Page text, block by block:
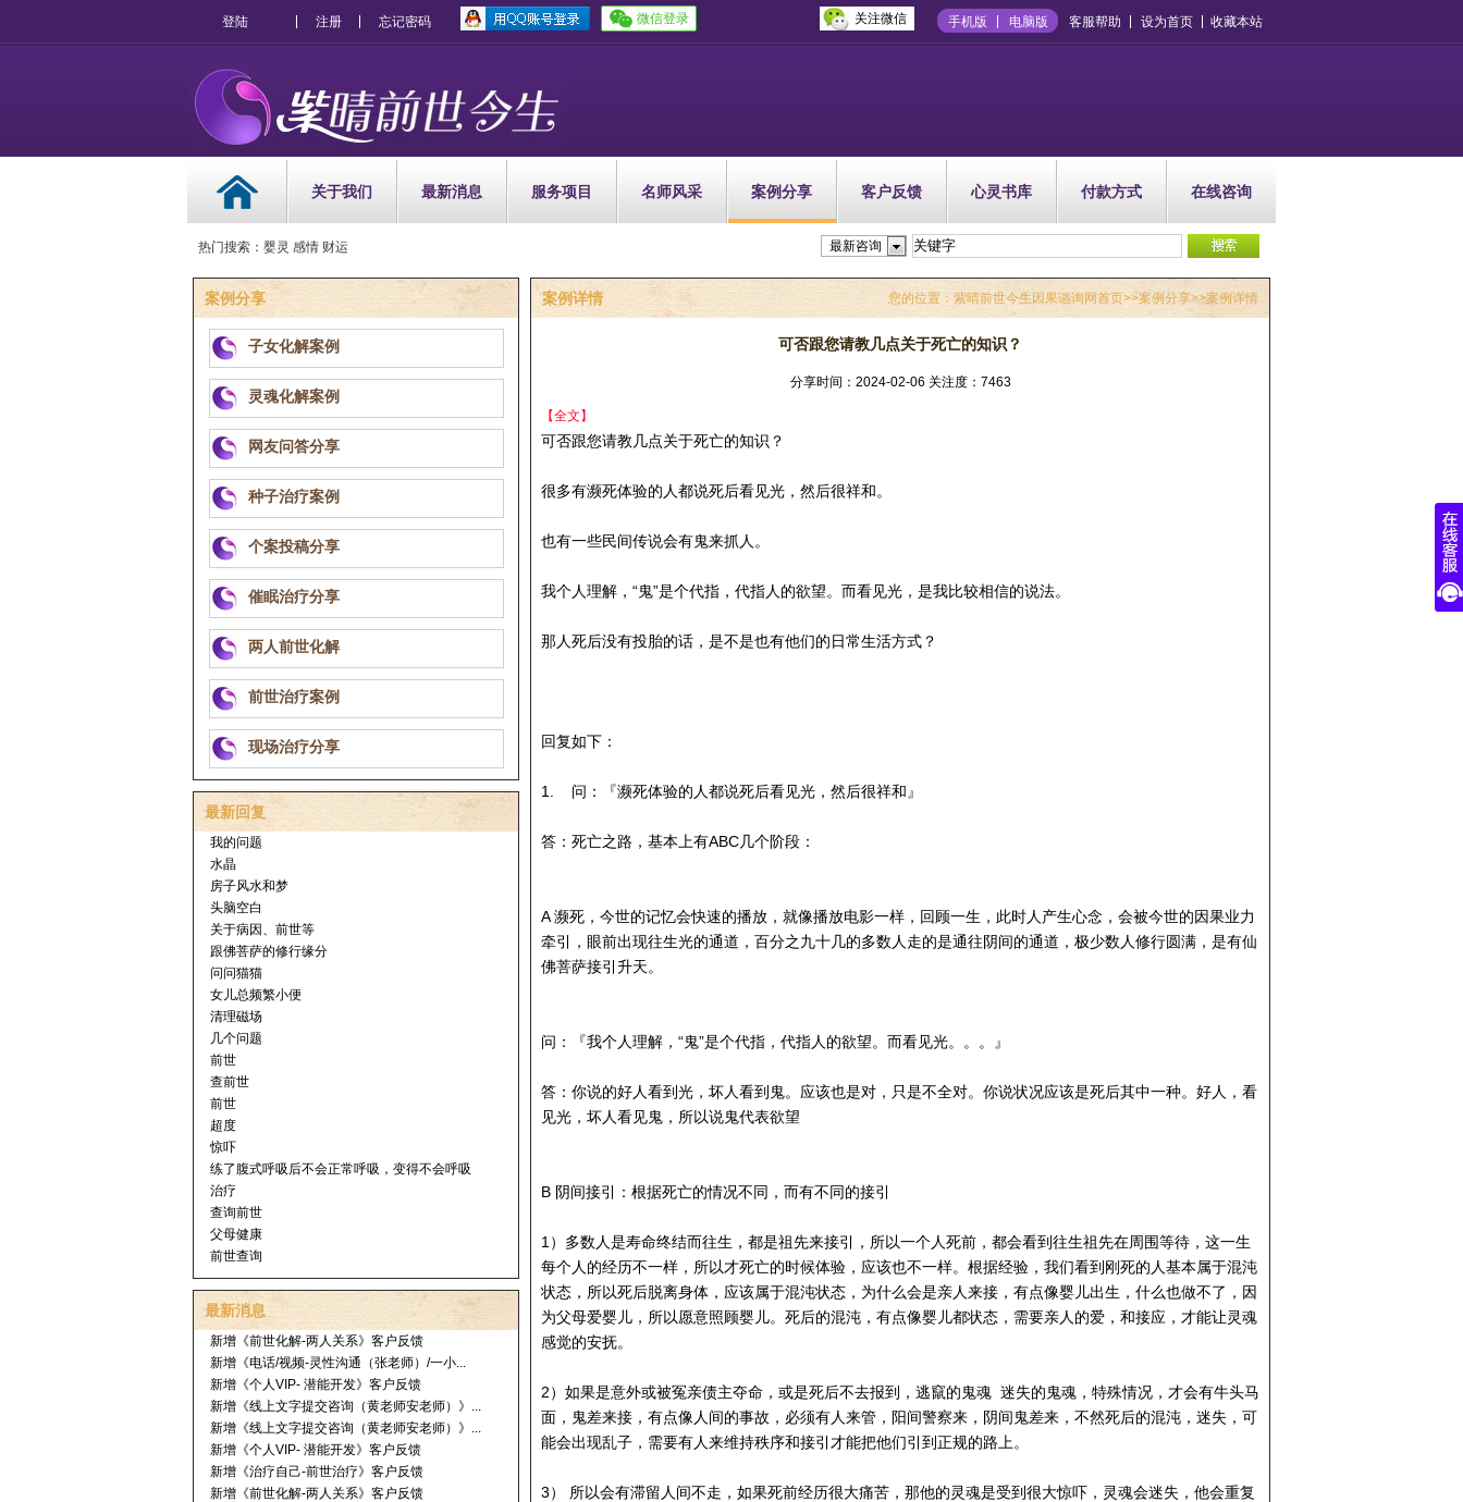
登陆 注册 忘记密码 微信登录 关注微信 手机版 电脑版 客服帮助 设为首页 收藏本站
关于我们 最新消息 服务项目 名师风采 案例分享 客户反馈 心灵书库 付款方式 在线咨询
热门搜索：婴灵 感情 财运 最新咨询
案例分享
子女化解案例
灵魂化解案例
网友问答分享
种子治疗案例
个案投稿分享
催眠治疗分享
两人前世化解
前世治疗案例
现场治疗分享
最新回复
我的问题
水晶
房子风水和梦
头脑空白
关于病因、前世等
跟佛菩萨的修行缘分
问问猫猫
女儿总频繁小便
清理磁场
几个问题
前世
查前世
前世
超度
惊吓
练了腹式呼吸后不会正常呼吸，变得不会呼吸
治疗
查询前世
父母健康
前世查询
最新消息
新增《前世化解-两人关系》客户反馈
新增《电话/视频-灵性沟通（张老师）/一小...
新增《个人VIP- 潜能开发》客户反馈
新增《线上文字提交咨询（黄老师安老师）》...
新增《线上文字提交咨询（黄老师安老师）》...
新增《个人VIP- 潜能开发》客户反馈
新增《治疗自己-前世治疗》客户反馈
新增《前世化解-两人关系》客户反馈
您的位置： 紫晴前世今生因果谘询网首页>>案例分享>>案例详情
案例详情
可否跟您请教几点关于死亡的知识？
分享时间：2024-02-06 关注度：7463
【全文】
可否跟您请教几点关于死亡的知识？
很多有濒死体验的人都说死后看见光，然后很祥和。
也有一些民间传说会有鬼来抓人。
我个人理解，“鬼”是个代指，代指人的欲望。而看见光，是我比较相信的说法。
那人死后没有投胎的话，是不是也有他们的日常生活方式？
回复如下：
1. 问：『濒死体验的人都说死后看见光，然后很祥和』
答：死亡之路，基本上有ABC几个阶段：
A 濒死，今世的记忆会快速的播放，就像播放电影一样，回顾一生，此时人产生心念，会被今世的因果业力
牵引，眼前出现往生光的通道，百分之九十几的多数人走的是通往阴间的通道，极少数人修行圆满，是有仙
佛菩萨接引升天。
问：『我个人理解，“鬼”是个代指，代指人的欲望。而看见光。。。』
答：你说的好人看到光，坏人看到鬼。应该也是对，只是不全对。你说状况应该是死后其中一种。好人，看
见光，坏人看见鬼，所以说鬼代表欲望
B 阴间接引：根据死亡的情况不同，而有不同的接引
1）多数人是寿命终结而往生，都是祖先来接引，所以一个人死前，都会看到往生祖先在周围等待，这一生
每个人的经历不一样，所以才死亡的时候体验，应该也不一样。根据经验，我们看到刚死的人基本属于混沌
状态，所以死后脱离身体，应该属于混沌状态，为什么会是亲人来接，有点像婴儿出生，什么也做不了，因
为父母爱婴儿，所以愿意照顾婴儿。死后的混沌，有点像婴儿都状态，需要亲人的爱，和接应，才能让灵魂
感觉的安抚。
2）如果是意外或被冤亲债主夺命，或是死后不去报到，逃竄的鬼魂 迷失的鬼魂，特殊情况，才会有牛头马
面，鬼差来接，有点像人间的事故，必须有人来管，阳间警察来，阴间鬼差来，不然死后的混沌，迷失，可
能会出现乱子，需要有人来维持秩序和接引才能把他们引到正规的路上。
3） 所以会有滞留人间不走，如果死前经历很大痛苦，那他的灵魂是受到很大惊吓，灵魂会迷失，他会重复